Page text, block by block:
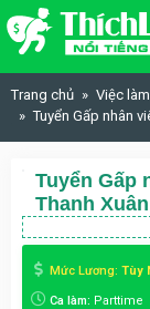
Skip to content
Trang chủ
Việc
Tuyển Gấp nhân
Tuyển Gấp
Thanh Xuân
Mức Lương: Tùy
Ca làm: Parttime